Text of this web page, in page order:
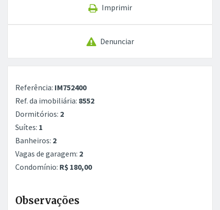
Imprimir
Denunciar
Referência: IM752400
Ref. da imobiliária: 8552
Dormitórios: 2
Suítes: 1
Banheiros: 2
Vagas de garagem: 2
Condomínio: R$ 180,00
Observações